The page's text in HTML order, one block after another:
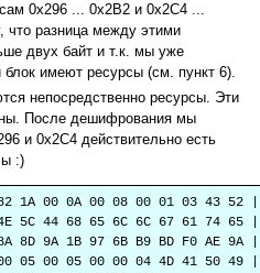
0x296 ... 0x2B2 и 0x2C4 ...
что разница между этими
двух байт и т.к. мы уже
имеют ресурсы (см. пункт 6).
непосредственно ресурсы. Эти
После дешифрования мы
и 0x2C4 действительно есть
:)
82 1A 00 0A 00 08 00 01 03 43
5C 44 68 65 6C 6C 67 61 74 65
8A 8D 9A 1B 97 6B B9 BD F0
00 05 00 05 00 00 04 4D 41 50